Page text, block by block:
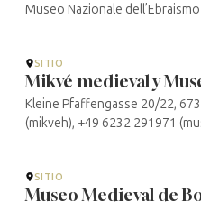
Museo Nazionale
SITIO
Mikvé medieval y
Kleine Pfaffengasse 20/22,
(mikveh), +49 6232 291971
SITIO
Museo Medieval de